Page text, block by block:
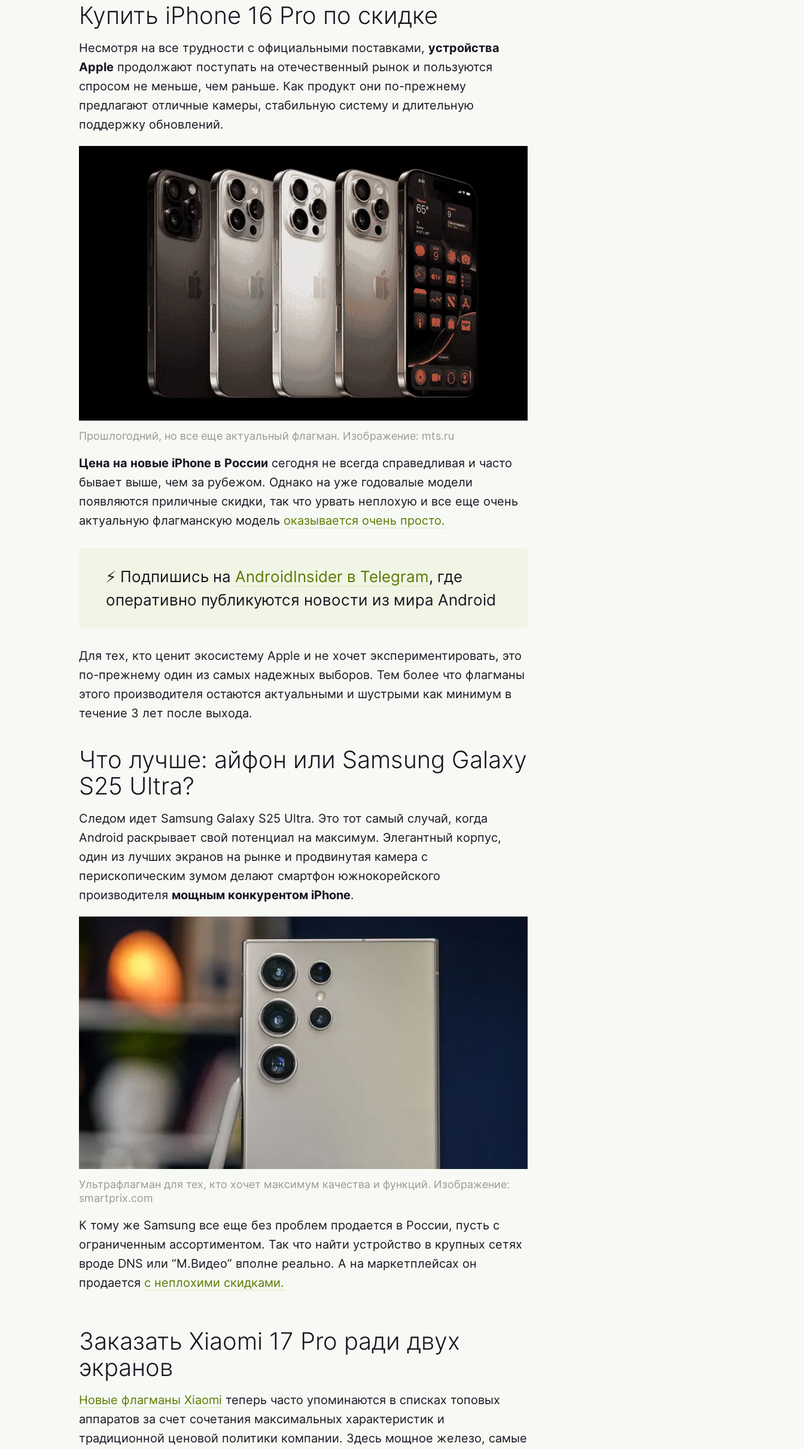
Купить iPhone 16 Pro по скидке
Несмотря на все трудности с официальными поставками, устройства
Apple продолжают поступать на отечественный рынок и пользуются
спросом не меньше, чем раньше. Как продукт они по-прежнему
предлагают отличные камеры, стабильную систему и длительную
поддержку обновлений.
Прошлогодний, но все еще актуальный флагман. Изображение: mts.ru
Цена на новые iPhone в России сегодня не всегда справедливая и часто
бывает выше, чем за рубежом. Однако на уже годовалые модели
появляются приличные скидки, так что урвать неплохую и все еще очень
актуальную флагманскую модель оказывается очень просто.
⚡️ Подпишись на AndroidInsider в Telegram, где
оперативно публикуются новости из мира Android
Для тех, кто ценит экосистему Apple и не хочет экспериментировать, это
по-прежнему один из самых надежных выборов. Тем более что флагманы
этого производителя остаются актуальными и шустрыми как минимум в
течение 3 лет после выхода.
Что лучше: айфон или Samsung Galaxy
S25 Ultra?
Следом идет Samsung Galaxy S25 Ultra. Это тот самый случай, когда
Android раскрывает свой потенциал на максимум. Элегантный корпус,
один из лучших экранов на рынке и продвинутая камера с
перископическим зумом делают смартфон южнокорейского
производителя мощным конкурентом iPhone.
Ультрафлагман для тех, кто хочет максимум качества и функций. Изображение:
smartprix.com
К тому же Samsung все еще без проблем продается в России, пусть с
ограниченным ассортиментом. Так что найти устройство в крупных сетях
вроде DNS или “М.Видео” вполне реально. А на маркетплейсах он
продается с неплохими скидками.
Заказать Xiaomi 17 Pro ради двух
экранов
Новые флагманы Xiaomi теперь часто упоминаются в списках топовых
аппаратов за счет сочетания максимальных характеристик и
традиционной ценовой политики компании. Здесь мощное железо, самые